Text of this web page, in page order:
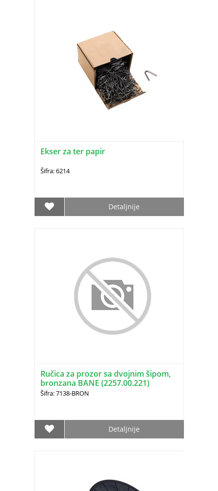
Ekser za ter papir
Šifra: 6214
Detaljnije
Ručica za prozor sa dvojnim šipom,
bronzana BANE (2257.00.221)
Šifra: 7138-BRON
Detaljnije